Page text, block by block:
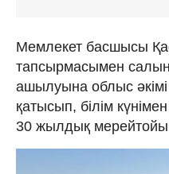
Мемлекет басшысы
тапсырмасымен
ашылуына облыс
қатысып, білім
30 жылдық